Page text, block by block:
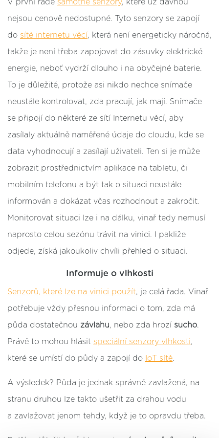
V první řadě samotné senzory, které už dávnou
nejsou cenově nedostupné. Tyto senzory se zapojí
do sítě internetu věcí, která není energeticky náročná,
takže je není třeba zapojovat do zásuvky elektrické
energie, neboť vydrží dlouho i na obyčejné baterie.
To je důležité, protože asi nikdo nechce snímače
neustále kontrolovat, zda pracují, jak mají. Snímače
se připojí do některé ze sítí Internetu věcí, aby
zasílaly aktuálně naměřené údaje do cloudu, kde se
data vyhodnocují a zasílají uživateli. Ten si je může
zobrazit prostřednictvím aplikace na tabletu, či
mobilním telefonu a být tak o situaci neustále
informován a dokázat včas rozhodnout a zakročit.
Monitorovat situaci lze i na dálku, vinař tedy nemusí
naprosto celou sezónu trávit na vinici. I pakliže
odjede, získá jakoukoliv chvíli přehled o situaci.
Informuje o vlhkosti
Senzorů, které lze na vinici použít, je celá řada. Vinař
potřebuje vždy přesnou informaci o tom, zda má
půda dostatečnou závlahu, nebo zda hrozí sucho.
Právě to mohou hlásit speciální senzory vlhkosti,
které se umístí do půdy a zapojí do IoT sítě.
A výsledek? Půda je jednak správně zavlažená, na
stranu druhou lze takto ušetřit za drahou vodu
a zavlažovat jenom tehdy, když je to opravdu třeba.